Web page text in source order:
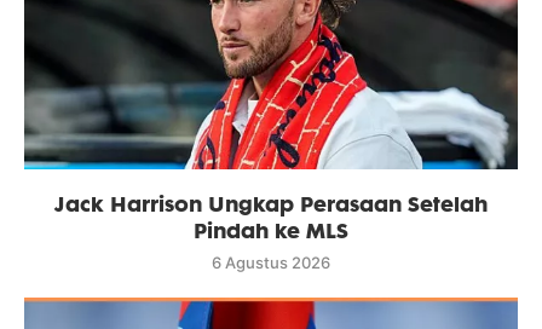
Jack Harrison Ungkap Perasaan Setelah
Pindah ke MLS
6 Agustus 2026